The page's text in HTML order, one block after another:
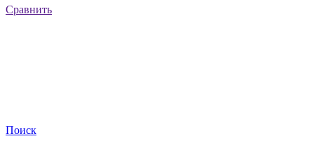
Сравнить
Поиск